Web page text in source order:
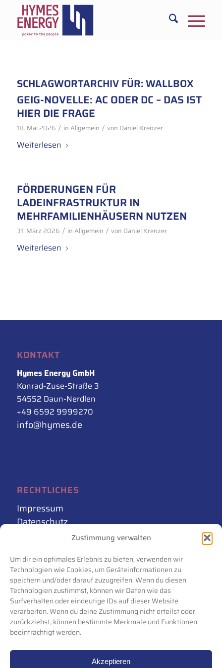
Zustimmung verwalten
Um dir ein optimales Erlebnis zu bieten, verwenden wir
Technologien wie Cookies, um Geräteinformationen zu
speichern und/oder darauf zuzugreifen. Wenn du diesen
Technologien zustimmst, können wir Daten wie das
Surfverhalten oder eindeutige IDs auf dieser Website
verarbeiten. Wenn du deine Zustimmung nicht erteilst oder
zurückziehst, können bestimmte Merkmale und Funktionen
beeinträchtigt werden.
Akzeptieren
SCHLAGWORTARCHIV FÜR:WALLBOX
GEIG-NOVELLE: AC ODER DC – DAS IST
HIER DIE FRAGE
18. Mai 2026 / inAllgemein / von Daniel Krenzer
Weiterlesen
FÖRDERUNGEN FÜR
LADEINFRASTRUKTUR IN
MEHRFAMILIENHÄUSERN NUTZEN
31. März 2026 / inAllgemein / von Daniel Krenzer
Weiterlesen
KONTAKT
Hymes Energy GmbH
Konrad-Zuse-Straße 3
54552 Daun-Nerdlen
+49 6592 9999270
info@hymes.de
RECHTLICHES
Impressum
Datenschutz